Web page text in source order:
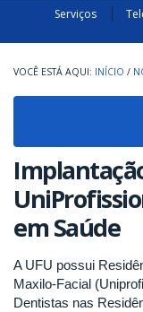
Serviços
INÍCIO /
em Saúde
A UFU possui
Maxilo-Facial
Dentistas nas